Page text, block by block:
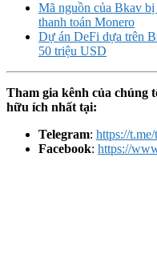
Mã nguồn của Bkav
thanh toán Monero
Dự án DeFi dựa trên
50 triệu USD
Tham gia kênh của chúng
hữu ích nhất tại:
Telegram: https://
Facebook: https://